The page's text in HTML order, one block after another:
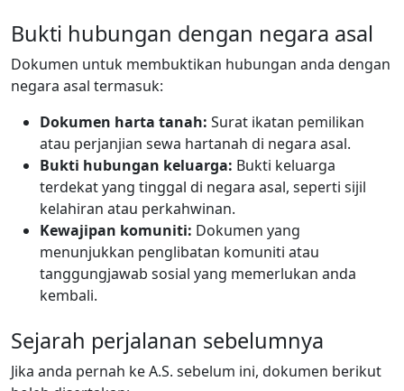
Bukti hubungan dengan negara asal
Dokumen untuk membuktikan hubungan anda dengan
negara asal termasuk:
Dokumen harta tanah: Surat ikatan pemilikan
atau perjanjian sewa hartanah di negara asal.
Bukti hubungan keluarga: Bukti keluarga
terdekat yang tinggal di negara asal, seperti sijil
kelahiran atau perkahwinan.
Kewajipan komuniti: Dokumen yang
menunjukkan penglibatan komuniti atau
tanggungjawab sosial yang memerlukan anda
kembali.
Sejarah perjalanan sebelumnya
Jika anda pernah ke A.S. sebelum ini, dokumen berikut